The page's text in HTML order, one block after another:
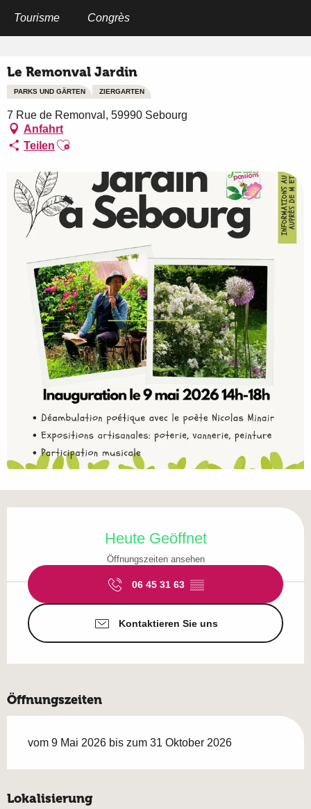
Tourisme Congrès
Le Remonval Jardin
PARKS UND GÄRTEN ZIERGARTEN
7 Rue de Remonval, 59990 Sebourg
Anfahrt
Teilen Ajouter aux favoris
Heute Geöffnet
Öffnungszeiten ansehen
06 45 31 63 ▒▒
Kontaktieren Sie uns
Öffnungszeiten
vom 9 Mai 2026 bis zum 31 Oktober 2026
Lokalisierung